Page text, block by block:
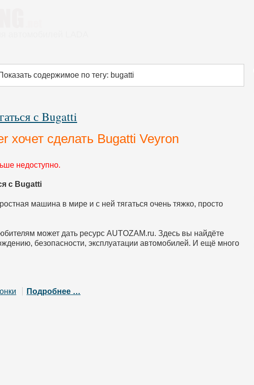
содержимое по тегу: bugatti
с Bugatti
хочет сделать Bugatti Veyron
недоступно.
с Bugatti
машина в мире и с ней тягаться очень тяжко, просто
может дать ресурс AUTOZAM.ru. Здесь вы найдёте
безопасности, эксплуатации автомобилей. И ещё много
Подробнее …